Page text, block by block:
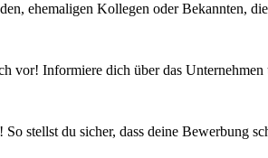
ehemaligen Kollegen oder Bekannten,
vor! Informiere dich über das
stellst du sicher, dass deine Bewerbung